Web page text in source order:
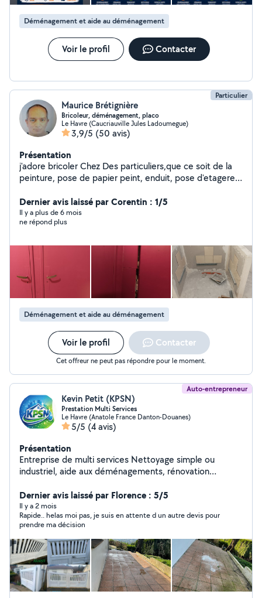
Déménagement et aide au déménagement
Voir le profil Contacter
Particulier
Maurice Brétignière
Bricoleur, déménagement, placo
Le Havre (Caucriauville Jules Ladoumegue)
3,9/5 (50 avis)
Présentation
j'adore bricoler Chez Des particuliers,que ce soit de la
peinture, pose de papier peint, enduit, pose d'etageres,
demenagement., montage et démontage de meubles,
manutentions diverses , sorties et gardes de chien ou
chat, placoplâtre, carrelage
Dernier avis laissé par Corentin : 1/5
Il y a plus de 6 mois
ne répond plus
Déménagement et aide au déménagement
Voir le profil Contacter
Cet offreur ne peut pas répondre pour le moment.
Auto-entrepreneur
Kevin Petit (KPSN)
Prestation Multi Services
Le Havre (Anatole France Danton-Douanes)
5/5 (4 avis)
Présentation
Entreprise de multi services Nettoyage simple ou
industriel, aide aux déménagements, rénovation
Dernier avis laissé par Florence : 5/5
Il y a 2 mois
Rapide.. helas moi pas, je suis en attente d un autre devis pour
prendre ma décision